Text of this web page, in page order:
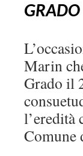
Marin
Grado il
l’eredità
Comune